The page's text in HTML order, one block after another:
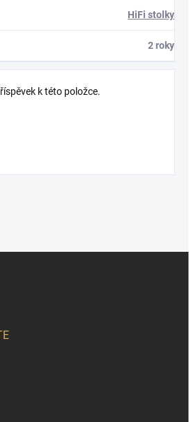
HiFi stolky
2 roky
k této položce.